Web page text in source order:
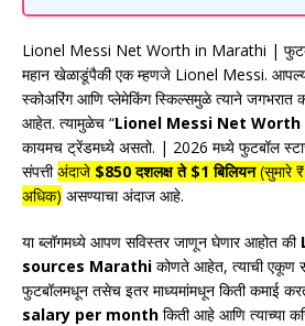
Lionel Messi Net Worth in Marathi |
महान खेळाडूंपैकी एक म्हणजे Lionel Messi. आपल्या
स्कोअरिंग आणि प्लेमेकिंग स्किल्समुळे त्याने जगभरात
आहेत. त्यामुळेच “Lionel Messi Net
कायमच ट्रेंडमध्ये असतो. | 2026 मध्ये फुटबॉल
संपत्ती अंदाजे $850 दशलक्ष ते $1 बिलियन(सुमारे
अधिक) असण्याचा अंदाज आहे.
या ब्लॉगमध्ये आपण सविस्तर जाणून घेणार आहोत की
sources Marathi कोणते आहेत, त्याची एकूण
फुटबॉलमधून तसेच इतर माध्यमांमधून किती कमाई
salary per month किती आहे आणि त्याच्या